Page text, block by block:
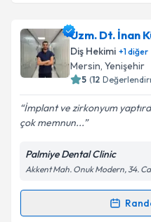
Dt. Elif cemre Güven
oluşturun. Size bu
takvim
Kişisel verilerimin
Metni'ni okudum
kapsamda
Uzm. Dt. İnan
Diş Hekimi +1diğer
Mersin, Yenişehir
5 (12
İmplant ve zirkonyum
çok memnun...
Palmiye Dental Clinic
Akkent Mah. Onuk Modern, 34.
Randevu Takvimi